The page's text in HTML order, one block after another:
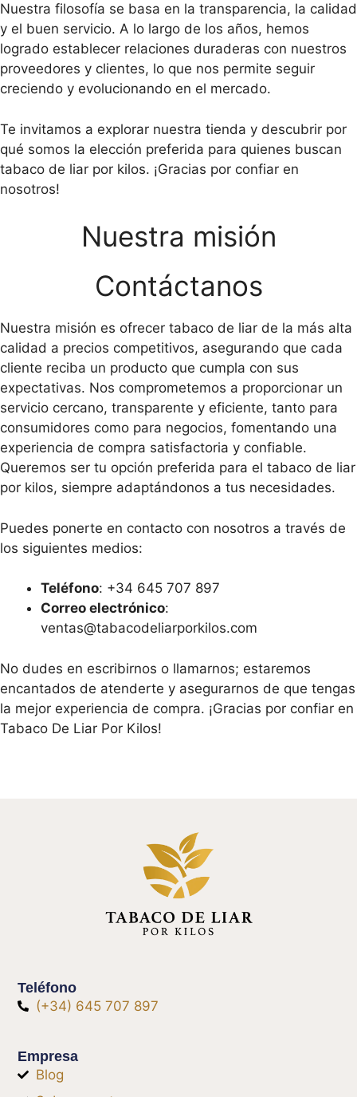
Nuestra filosofía se basa en la transparencia, la calidad
y el buen servicio. A lo largo de los años, hemos
logrado establecer relaciones duraderas con nuestros
proveedores y clientes, lo que nos permite seguir
creciendo y evolucionando en el mercado.
Te invitamos a explorar nuestra tienda y descubrir por
qué somos la elección preferida para quienes buscan
tabaco de liar por kilos. ¡Gracias por confiar en
nosotros!
Nuestra misión
Contáctanos
Nuestra misión es ofrecer tabaco de liar de la más alta
calidad a precios competitivos, asegurando que cada
cliente reciba un producto que cumpla con sus
expectativas. Nos comprometemos a proporcionar un
servicio cercano, transparente y eficiente, tanto para
consumidores como para negocios, fomentando una
experiencia de compra satisfactoria y confiable.
Queremos ser tu opción preferida para el tabaco de liar
por kilos, siempre adaptándonos a tus necesidades.
Puedes ponerte en contacto con nosotros a través de
los siguientes medios:
Teléfono: +34 645 707 897
Correo electrónico:
ventas@tabacodeliarporkilos.com
No dudes en escribirnos o llamarnos; estaremos
encantados de atenderte y asegurarnos de que tengas
la mejor experiencia de compra. ¡Gracias por confiar en
Tabaco De Liar Por Kilos!
Teléfono
(+34) 645 707 897
Empresa
Blog